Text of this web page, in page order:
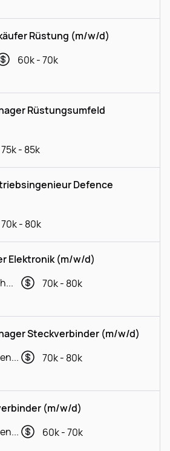
Rüstung (m/w/d)
60k - 70k
Rüstungsumfeld
75k - 85k
Defence
70k - 80k
Elektronik (m/w/d)
Villingen-Schwenningen
70k - 80k
Steckverbinder (m/w/d)
Sankt Georgen im Schwarzwald
70k - 80k
(m/w/d)
Sankt Georgen im Schwarzwald
60k - 70k